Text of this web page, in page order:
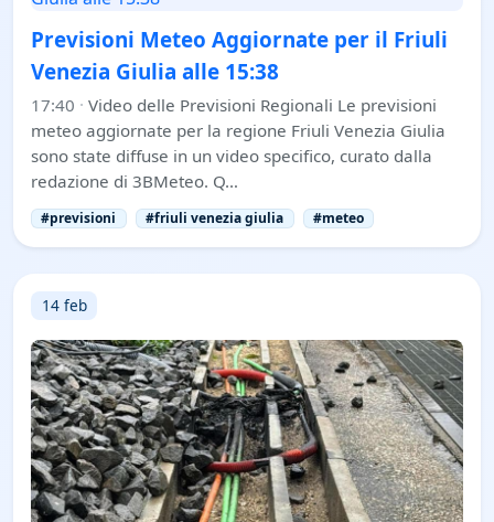
Previsioni Meteo Aggiornate per il Friuli
Venezia Giulia alle 15:38
17:40 · Video delle Previsioni Regionali Le previsioni
meteo aggiornate per la regione Friuli Venezia Giulia
sono state diffuse in un video specifico, curato dalla
redazione di 3BMeteo. Q…
#previsioni #friuli venezia giulia #meteo
14 feb